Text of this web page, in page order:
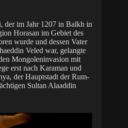
der im Jahr 1207 in Balkh in
Horasan im Gebiet des
wurde und dessen Vater
Veled war, gelangte
Mongoleninvasion mit
erst nach Karaman und
der Hauptstadt der Rum-
Sultan Alaaddin